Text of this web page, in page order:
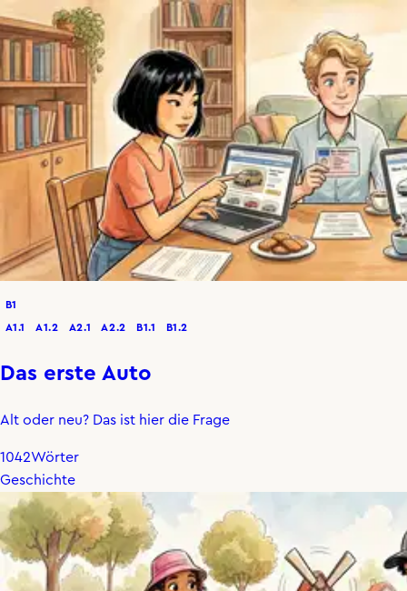
B1
A1.1 A1.2 A2.1 A2.2 B1.1 B1.2
Das erste Auto
Alt oder neu? Das ist hier die Frage
1042Wörter
Geschichte